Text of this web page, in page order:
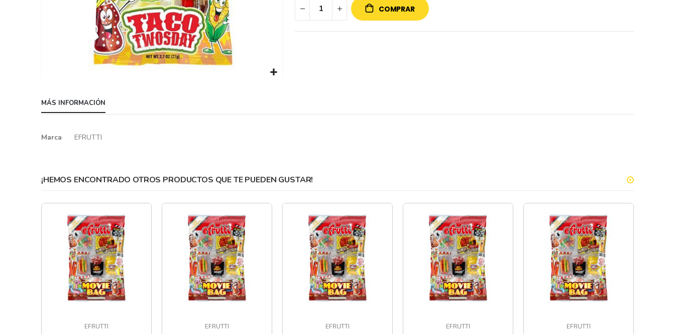
the
beginning
the
COMPRAR
MÁS INFORMACIÓN
Más
Marca EFRUTTI
¡HEMOS ENCONTRADO OTROS PRODUCTOS QUE TE PUEDEN GUSTAR!
EFRUTTI EFRUTTI EFRUTTI EFRUTTI EFRUTTI